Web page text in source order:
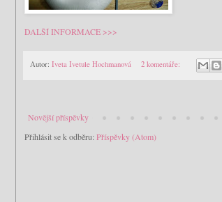
DALŠÍ INFORMACE >>>
Autor: Iveta Ivetule Hochmanová 2 komentáře:
Novější příspěvky
Přihlásit se k odběru: Příspěvky (Atom)